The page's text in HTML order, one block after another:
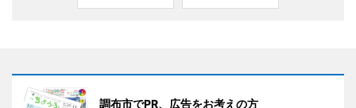
調布市でPR、広告をお考えの方